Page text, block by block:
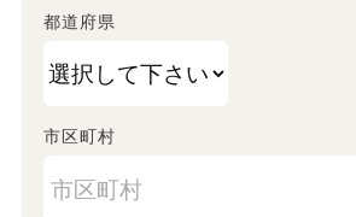
都道府県
市区町村